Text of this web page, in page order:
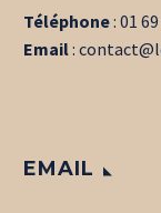
Téléphone: 01
Email:
EMAIL